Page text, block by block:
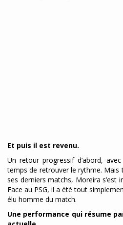
Et puis il est revenu.
Un retour progressif d’abord,
temps de retrouver le rythme. Mais
ses derniers matchs, Moreira s’est
Face au PSG, il a été tout
élu homme du match.
Une performance qui résume